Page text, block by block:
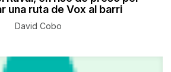
una ruta de Vox al barri
David Cobo